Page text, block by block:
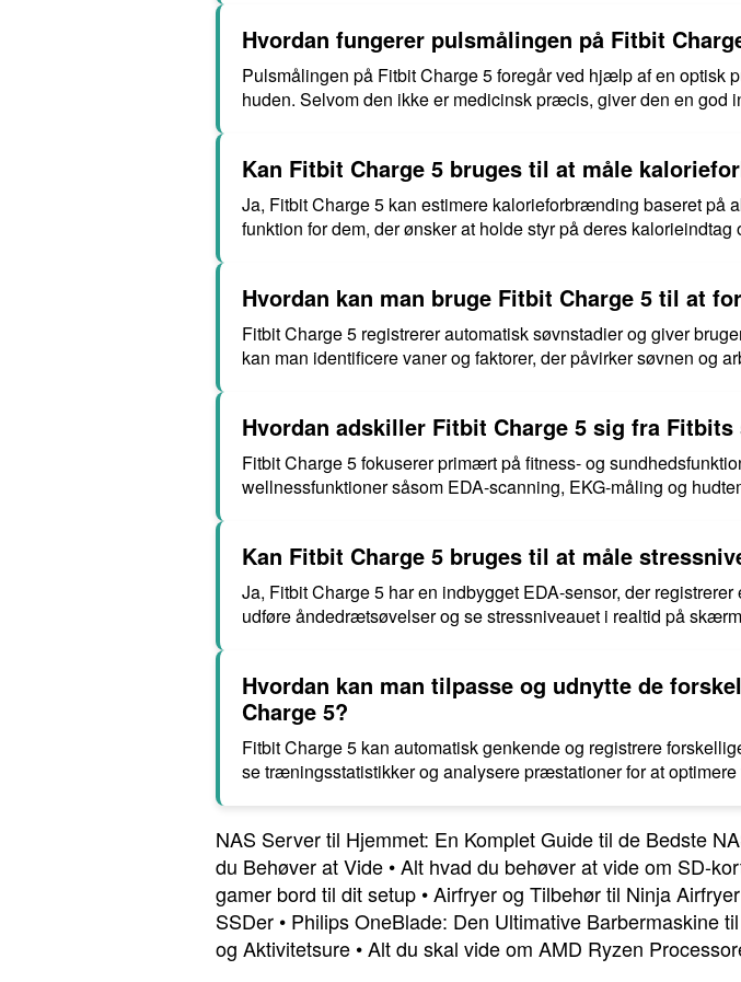
Hvordan fungerer pulsmålingen på Fitbit
Pulsmålingen på Fitbit Charge 5 foregår ved hjælp af en optisk
huden. Selvom den ikke er medicinsk præcis, giver den en god
Kan Fitbit Charge 5 bruges til at måle
Ja, Fitbit Charge 5 kan estimere kalorieforbrænding baseret på
funktion for dem, der ønsker at holde styr på deres kalorieindtag
Hvordan kan man bruge Fitbit Charge 5 til at
Fitbit Charge 5 registrerer automatisk søvnstadier og giver
kan man identificere vaner og faktorer, der påvirker søvnen og
Hvordan adskiller Fitbit Charge 5 sig fra
Fitbit Charge 5 fokuserer primært på fitness- og
wellnessfunktioner såsom EDA-scanning, EKG-måling og
Kan Fitbit Charge 5 bruges til at måle
Ja, Fitbit Charge 5 har en indbygget EDA-sensor, der
udføre åndedrætsøvelser og se stressniveauet i realtid på
Hvordan kan man tilpasse og udnytte de
Charge 5?
Fitbit Charge 5 kan automatisk genkende og registrere
se træningsstatistikker og analysere præstationer for at
NAS Server til Hjemmet: En Komplet Guide til de Bedste
du Behøver at Vide •Alt hvad du behøver at vide om SD-
gamer bord til dit setup •Airfryer og Tilbehør til Ninja Airfryer
SSDer • Philips OneBlade: Den Ultimative Barbermaskine
og Aktivitetsure •Alt du skal vide om AMD Ryzen